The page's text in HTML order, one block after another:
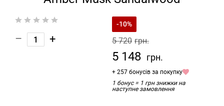
– +
-10%
5 720 грн.
5 148 грн.
+ 257 бонусів за покупку
1 бонус = 1 грн знижки на
наступне замовлення